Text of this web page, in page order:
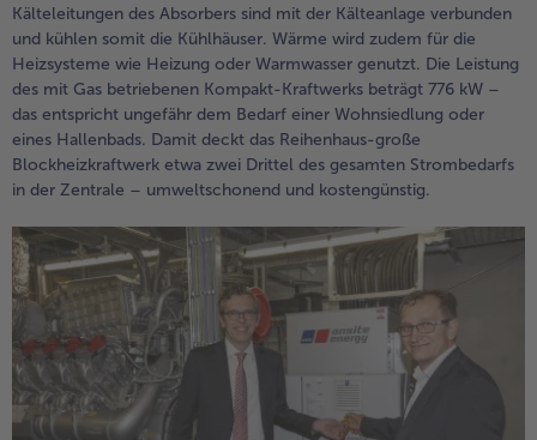
alle Obst
Wein & Spirituosen
alle Wein & Spirituosen
Küchenutensilien
alle Küchenutensilien
alle bofrost*plus.
Weiterempfehlen &
Kälteleitungen des Absorbers sind mit der Kälteanlage verbunden
und kühlen somit die Kühlhäuser. Wärme wird zudem für die
Heizsysteme wie Heizung oder Warmwasser genutzt. Die Leistung
des mit Gas betriebenen Kompakt-Kraftwerks beträgt 776 kW –
das entspricht ungefähr dem Bedarf einer Wohnsiedlung oder
eines Hallenbads. Damit deckt das Reihenhaus-große
Blockheizkraftwerk etwa zwei Drittel des gesamten Strombedarfs
in der Zentrale – umweltschonend und kostengünstig.